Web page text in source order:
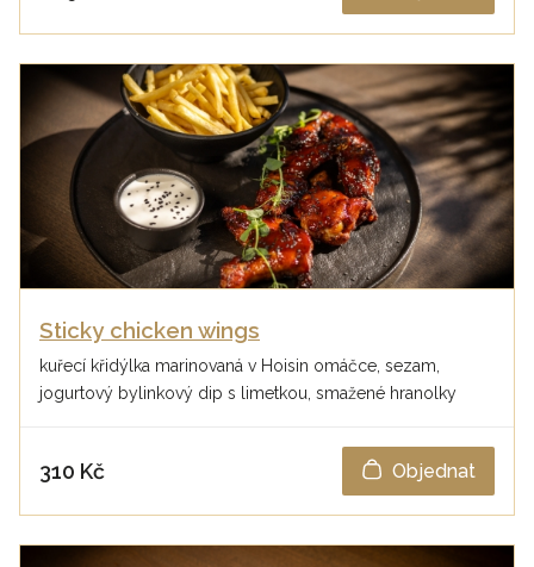
Sticky chicken wings
kuřecí křidýlka marinovaná v Hoisin omáčce, sezam,
jogurtový bylinkový dip s limetkou, smažené hranolky
310 Kč Objednat